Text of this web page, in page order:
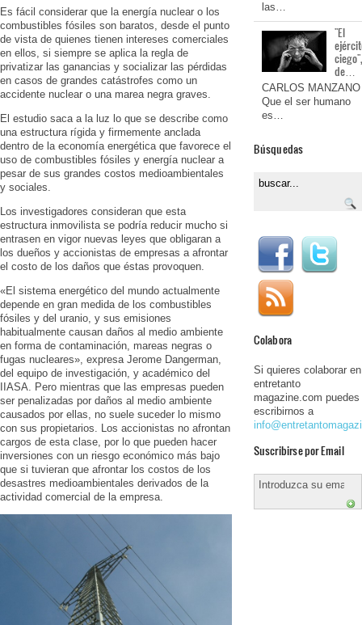
Es fácil considerar que la energía nuclear o los
combustibles fósiles son baratos, desde el punto
de vista de quienes tienen intereses comerciales
en ellos, si siempre se aplica la regla de
privatizar las ganancias y socializar las pérdidas
en casos de grandes catástrofes como un
accidente nuclear o una marea negra graves.
El estudio saca a la luz lo que se describe como
una estructura rígida y firmemente anclada
dentro de la economía energética que favorece el
uso de combustibles fósiles y energía nuclear a
pesar de sus grandes costos medioambientales
y sociales.
Los investigadores consideran que esta
estructura inmovilista se podría reducir mucho si
entrasen en vigor nuevas leyes que obligaran a
los dueños y accionistas de empresas a afrontar
el costo de los daños que éstas provoquen.
«El sistema energético del mundo actualmente
depende en gran medida de los combustibles
fósiles y del uranio, y sus emisiones
habitualmente causan daños al medio ambiente
en forma de contaminación, mareas negras o
fugas nucleares», expresa Jerome Dangerman,
del equipo de investigación, y académico del
IIASA. Pero mientras que las empresas pueden
ser penalizadas por daños al medio ambiente
causados por ellas, no suele suceder lo mismo
con sus propietarios. Los accionistas no afrontan
cargos de esta clase, por lo que pueden hacer
inversiones con un riesgo económico más bajo
que si tuvieran que afrontar los costos de los
desastres medioambientales derivados de la
actividad comercial de la empresa.
las…
"El
de…
CARLOS MANZANO
Que el ser humano
es…
Búsquedas
Colabora
Si quieres colaborar en
entretanto
magazine.com puedes
escribirnos a
Suscribirse por Email